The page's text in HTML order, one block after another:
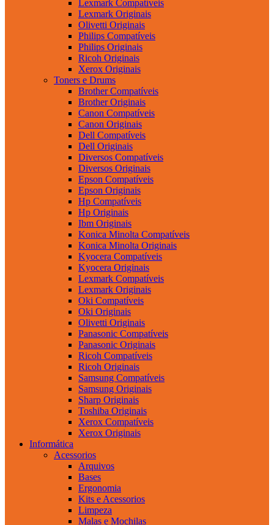
Lexmark Compatíveis
Lexmark Originais
Olivetti Originais
Philips Compatíveis
Philips Originais
Ricoh Originais
Xerox Originais
Toners e Drums
Brother Compatíveis
Brother Originais
Canon Compatíveis
Canon Originais
Dell Compatíveis
Dell Originais
Diversos Compatíveis
Diversos Originais
Epson Compatíveis
Epson Originais
Hp Compatíveis
Hp Originais
Ibm Originais
Konica Minolta Compatíveis
Konica Minolta Originais
Kyocera Compatíveis
Kyocera Originais
Lexmark Compatíveis
Lexmark Originais
Oki Compatíveis
Oki Originais
Olivetti Originais
Panasonic Compatíveis
Panasonic Originais
Ricoh Compatíveis
Ricoh Originais
Samsung Compatíveis
Samsung Originais
Sharp Originais
Toshiba Originais
Xerox Compatíveis
Xerox Originais
Informática
Acessorios
Arquivos
Bases
Ergonomia
Kits e Acessorios
Limpeza
Malas e Mochilas